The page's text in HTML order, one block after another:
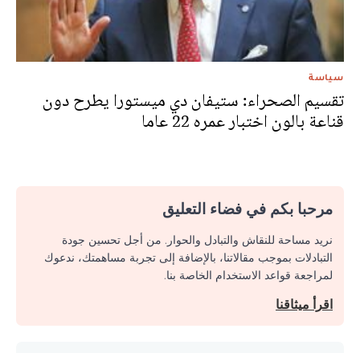
سياسة
تقسيم الصحراء: ستيفان دي ميستورا يطرح دون
قناعة بالون اختبار عمره 22 عاما
مرحبا بكم في فضاء التعليق
نريد مساحة للنقاش والتبادل والحوار. من أجل تحسين جودة
التبادلات بموجب مقالاتنا، بالإضافة إلى تجربة مساهمتك، ندعوك
لمراجعة قواعد الاستخدام الخاصة بنا.
اقرأ ميثاقنا